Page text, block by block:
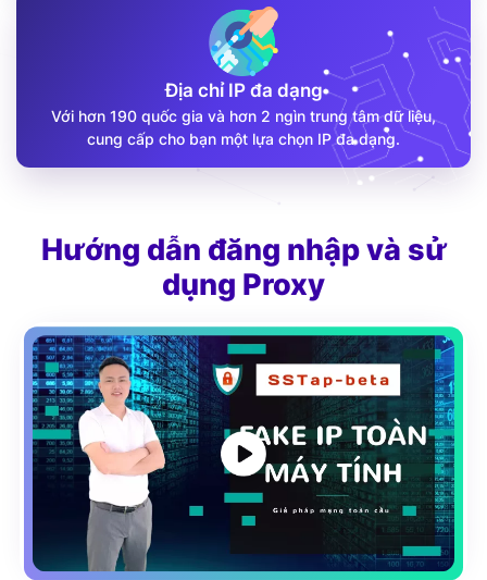
Địa chỉ IP đa dạng
Với hơn 190 quốc gia và hơn 2 ngìn trung tâm dữ liệu,
cung cấp cho bạn một lựa chọn IP đa dạng.
Hướng dẫn đăng nhập và sử
dụng Proxy